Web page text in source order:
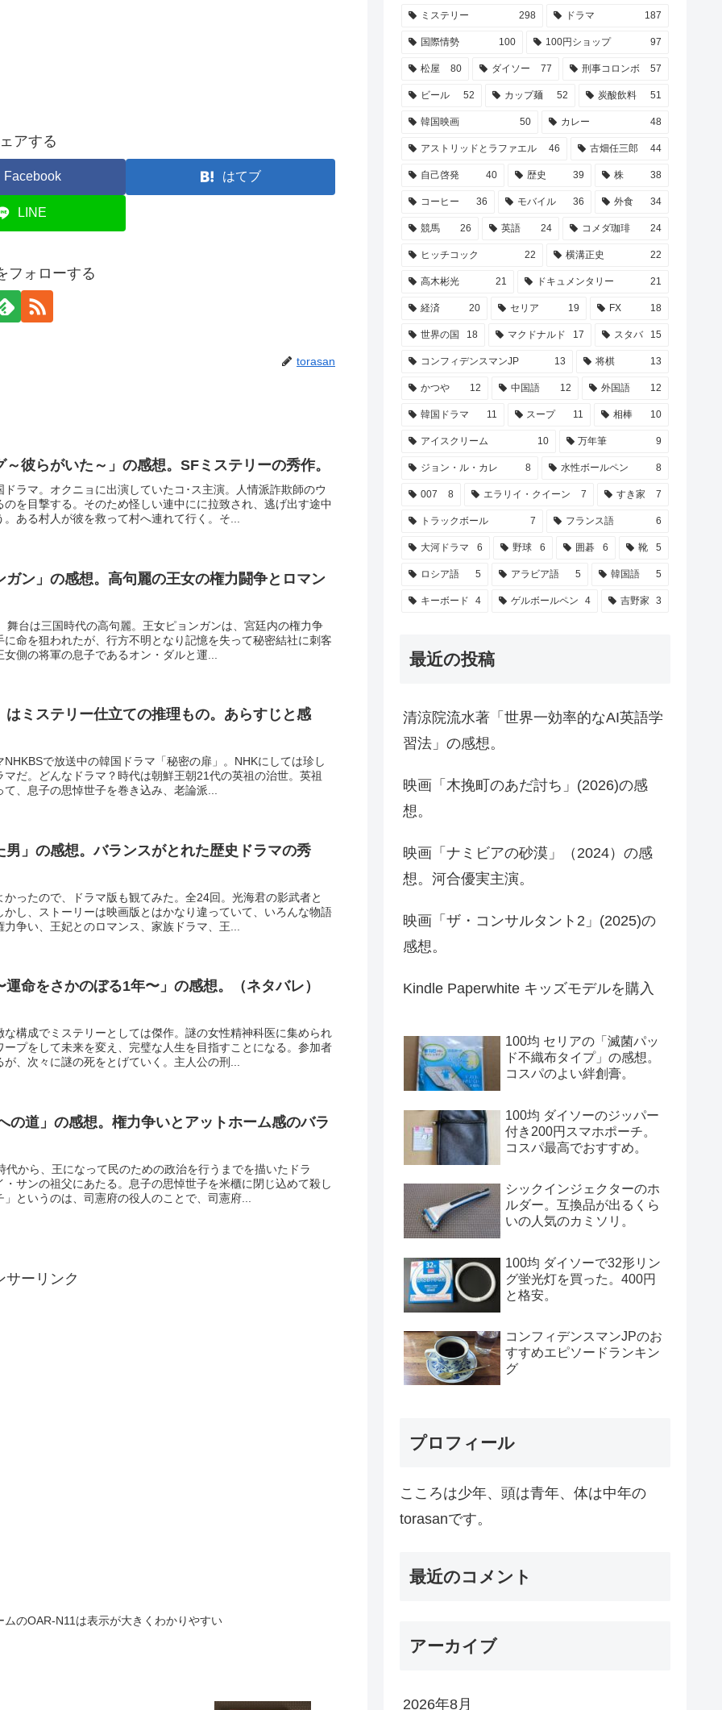
アする
Facebook はてブ
LINE
フォローする
torasan
彼らがいた～」の感想。SFミステリーの秀作。
ラマ。オクニョに出演していたコ･ス主演。人情派詐欺師のウ
を目撃する。そのため怪しい連中にに拉致され、逃げ出す途中
ある村人が彼を救って村へ連れて行く。そ...
ガン」の感想。高句麗の王女の権力闘争とロマン
舞台は三国時代の高句麗。王女ピョンガンは、宮廷内の権力争
命を狙われたが、行方不明となり記憶を失って秘密結社に刺客
側の将軍の息子であるオン・ダルと運...
はミステリー仕立ての推理もの。あらすじと感
で放送中の韓国ドラマ「秘密の扉」。NHKにしては珍し
だ。どんなドラマ？時代は朝鮮王朝21代の英祖の治世。英祖
、息子の思悼世子を巻き込み、老論派...
男」の感想。バランスがとれた歴史ドラマの秀
ったので、ドラマ版も観てみた。全24回。光海君の影武者と
し、ストーリーは映画版とはかなり違っていて、いろんな物語
争い、王妃とのロマンス、家族ドラマ、王...
命をさかのぼる1年〜」の感想。（ネタバレ）
構成でミステリーとしては傑作。謎の女性精神科医に集められ
プをして未来を変え、完璧な人生を目指すことになる。参加者
、次々に謎の死をとげていく。主人公の刑...
の道」の感想。権力争いとアットホーム感のバラ
代から、王になって民のための政治を行うまでを描いたドラ
サンの祖父にあたる。息子の思悼世子を米櫃に閉じ込めて殺し
というのは、司憲府の役人のことで、司憲府...
サーリンク
のOAR-N11は表示が大きくわかりやすい
ミステリー 298 ドラマ 187
国際情勢 100 100円ショップ 97
松屋 80 ダイソー 77 刑事コロンボ 57
ビール 52 カップ麺 52 炭酸飲料 51
韓国映画 50 カレー 48
アストリッドとラファエル 46 古畑任三郎 44
自己啓発 40 歴史 39 株 38
コーヒー 36 モバイル 36 外食 34
競馬 26 英語 24 コメダ珈琲 24
ヒッチコック 22 横溝正史 22
高木彬光 21 ドキュメンタリー 21
経済 20 セリア 19 FX 18
世界の国 18 マクドナルド 17 スタバ 15
コンフィデンスマンJP 13 将棋 13
かつや 12 中国語 12 外国語 12
韓国ドラマ 11 スープ 11 相棒 10
アイスクリーム 10 万年筆 9
ジョン・ル・カレ 8 水性ボールペン 8
007 8 エラリイ・クイーン 7 すき家 7
トラックボール 7 フランス語 6
大河ドラマ 6 野球 6 囲碁 6 靴 5
ロシア語 5 アラビア語 5 韓国語 5
キーボード 4 ゲルボールペン 4 吉野家 3
最近の投稿
清涼院流水著「世界一効率的なAI英語学
習法」の感想。
映画「木挽町のあだ討ち」(2026)の感
想。
映画「ナミビアの砂漠」（2024）の感
想。河合優実主演。
映画「ザ・コンサルタント2」(2025)の
感想。
Kindle Paperwhite キッズモデルを購入
100均 セリアの「滅菌パッ
ド不織布タイプ」の感想。
コスパのよい絆創膏。
100均 ダイソーのジッパー
付き200円スマホポーチ。
コスパ最高でおすすめ。
シックインジェクターのホ
ルダー。互換品が出るくら
いの人気のカミソリ。
100均 ダイソーで32形リン
グ蛍光灯を買った。400円
と格安。
コンフィデンスマンJPのお
すすめエピソードランキン
グ
プロフィール
こころは少年、頭は青年、体は中年の
torasanです。
最近のコメント
アーカイブ
2026年8月